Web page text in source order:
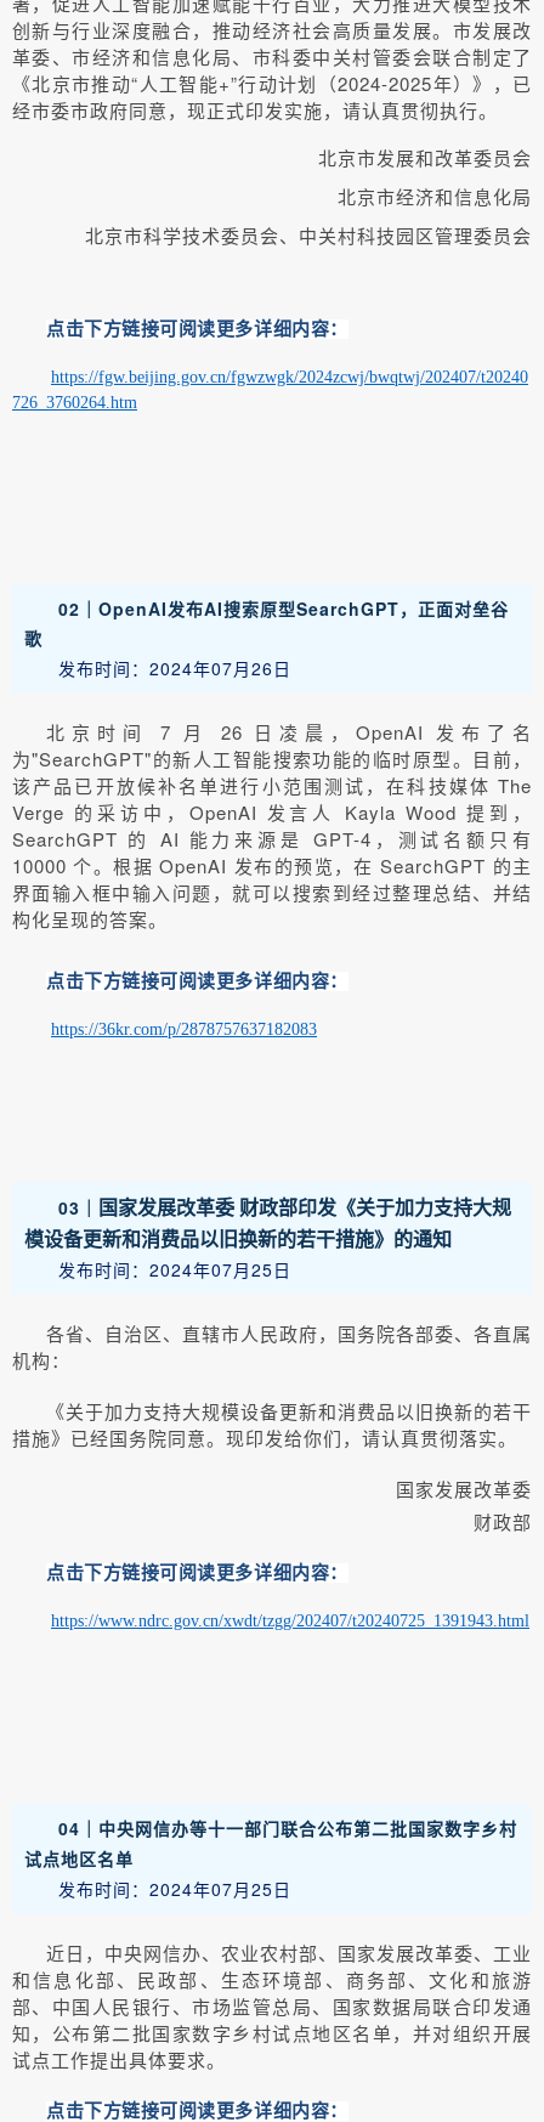
创新与行业深度融合，推动经济社会高质量发展。市发展改
革委、市经济和信息化局、市科委中关村管委会联合制定了
《北京市推动“人工智能+”行动计划（2024-2025年）》，已
经市委市政府同意，现正式印发实施，请认真贯彻执行。
北京市发展和改革委员会
北京市经济和信息化局
北京市科学技术委员会、 中关村科技园区管理委员会
点击下方链接可阅读更多详细内容：
https://fgw.beijing.gov.cn/fgwzwgk/2024zcwj/bwqtwj/202407/t20240
726_3760264.htm
02｜OpenAI发布AI搜索原型SearchGPT，正面对垒谷
歌
发布时间：2024年07月26日
北京时间 7 月 26 日凌晨，OpenAI 发布了名
为"SearchGPT"的新人工智能搜索功能的临时原型。目前，
该产品已开放候补名单进行小范围测试，在科技媒体 The
Verge 的采访中，OpenAI 发言人 Kayla Wood 提到，
SearchGPT 的 AI 能力来源是 GPT-4，测试名额只有
10000 个。根据 OpenAI 发布的预览，在 SearchGPT 的主
界面输入框中输入问题，就可以搜索到经过整理总结、并结
构化呈现的答案。
点击下方链接可阅读更多详细内容：
https://36kr.com/p/2878757637182083
03｜ 国家发展改革委 财政部印发《关于加力支持大规
模设备更新和消费品以旧换新的若干措施》的通知
发布时间：2024年07月25日
各省、自治区、直辖市人民政府，国务院各部委、各直属
机构：
《关于加力支持大规模设备更新和消费品以旧换新的若干
措施》已经国务院同意。现印发给你们，请认真贯彻落实。
国家发展改革委
财政部
点击下方链接可阅读更多详细内容：
https://www.ndrc.gov.cn/xwdt/tzgg/202407/t20240725_1391943.html
04｜ 中央网信办等十一部门联合公布第二批国家数字乡村
试点地区名单
发布时间：2024年07月25日
近日，中央网信办、农业农村部、国家发展改革委、工业
和信息化部、民政部、生态环境部、商务部、文化和旅游
部、中国人民银行、市场监管总局、国家数据局联合印发通
知，公布第二批国家数字乡村试点地区名单，并对组织开展
试点工作提出具体要求。
点击下方链接可阅读更多详细内容：